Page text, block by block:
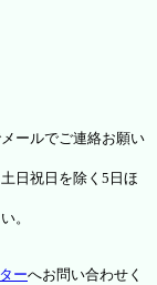
メールでご連絡お願い
日祝日を除く5日ほ
。
ーへお問い合わせく